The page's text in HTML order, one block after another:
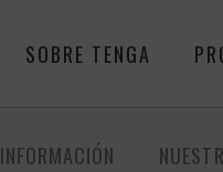
SOBRE TENGA
INFORMACIÓN